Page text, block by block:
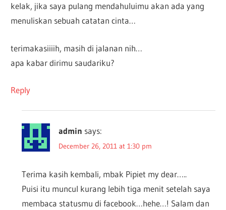
kelak, jika saya pulang mendahuluimu akan ada yang
menuliskan sebuah catatan cinta…
terimakasiiiih, masih di jalanan nih…
apa kabar dirimu saudariku?
Reply
admin says:
December 26, 2011 at 1:30 pm
Terima kasih kembali, mbak Pipiet my dear…..
Puisi itu muncul kurang lebih tiga menit setelah saya
membaca statusmu di facebook…hehe…! Salam dan